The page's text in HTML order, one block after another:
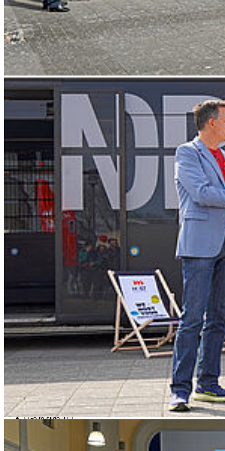
Weiter
Go to slide 1
Go to slide 2
Go to slide 3
Go to slide 5
Go to slide 6
Go to slide 7
Go to slide 8
Go to slide 9
Go to slide 10
Go to slide 11
Go to slide 12
Go to slide 13
Go to slide 18
Go to slide 20
Go to slide 21
Go to slide 22
Go to slide 23
Go to slide 24
Go to slide 25
Go to slide 26
Go to slide 27
Go to slide 28
Go to slide 29
Go to slide 30
Go to slide 31
Go to slide 32